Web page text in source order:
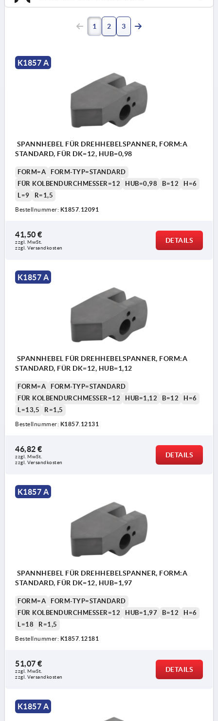
1 2 3
K1857 A
SPANNHEBEL FÜR DREHHEBELSPANNER, FORM:A
STANDARD, FÜR DK=12, HUB=0,98
FORM=A
FORM-TYP=STANDARD
FÜR KOLBENDURCHMESSER=12
HUB=0,98 B=12
H=6
L=9
R=1,5
Bestellnummer: K1857.12091
41,50 €
zzgl. MwSt.
zzgl. Versandkosten
DETAILS
K1857 A
SPANNHEBEL FÜR DREHHEBELSPANNER, FORM:A
STANDARD, FÜR DK=12, HUB=1,12
FORM=A
FORM-TYP=STANDARD
FÜR KOLBENDURCHMESSER=12
HUB=1,12 B=12
H=6
L=13,5
R=1,5
Bestellnummer: K1857.12131
46,82 €
zzgl. MwSt.
zzgl. Versandkosten
DETAILS
K1857 A
SPANNHEBEL FÜR DREHHEBELSPANNER, FORM:A
STANDARD, FÜR DK=12, HUB=1,97
FORM=A
FORM-TYP=STANDARD
FÜR KOLBENDURCHMESSER=12
HUB=1,97 B=12
H=6
L=18
R=1,5
Bestellnummer: K1857.12181
51,07 €
zzgl. MwSt.
zzgl. Versandkosten
DETAILS
K1857 A